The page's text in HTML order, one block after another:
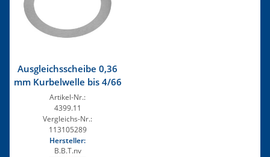
Ausgleichsscheibe 0,36
mm Kurbelwelle bis 4/66
Artikel-Nr.:
4399.11
Vergleichs-Nr.:
113105289
Hersteller:
B.B.T.nv